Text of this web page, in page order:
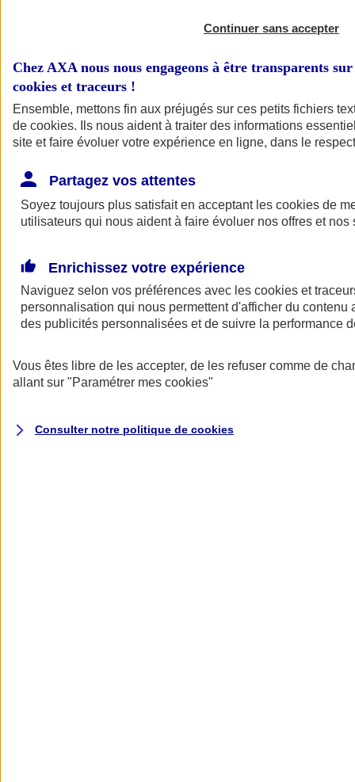
AXA Assurance
Continuer sans accepter
Chez AXA nous nous engageons à être transparents
cookies et traceurs !
Ensemble, mettons fin aux préjugés sur ces petits fichiers
de cookies. Ils nous aident à traiter des informations
site et faire évoluer votre expérience en ligne, dans le
Partagez vos attentes
Soyez toujours plus satisfait en acceptant les cookies de
utilisateurs qui nous aident à faire évoluer nos offres et nos
Enrichissez votre expérience
Naviguez selon vos préférences avec les cookies et
personnalisation qui nous permettent d'afficher du contenu
des publicités personnalisées et de suivre la performance
Vous êtes libre de les accepter, de les refuser comme de
allant sur "Paramétrer mes cookies"
Consulter notre politique de cookies